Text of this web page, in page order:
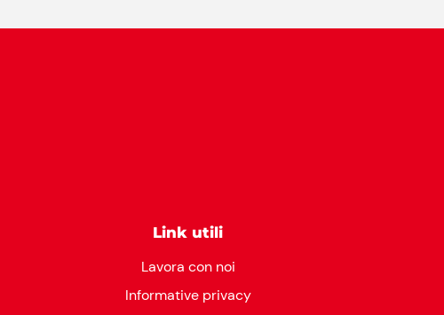
Link utili
Lavora con noi
Informative privacy